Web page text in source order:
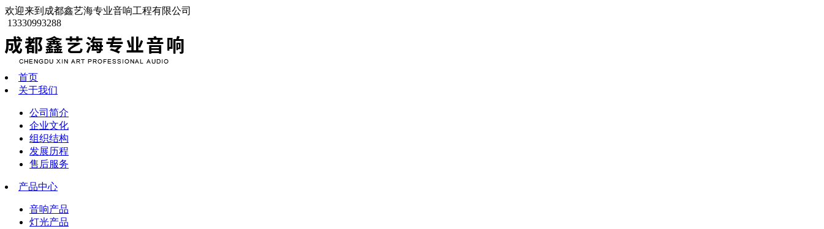
欢迎来到成都鑫艺海专业音响工程有限公司
13330993288
首页
关于我们
公司简介
企业文化
组织结构
发展历程
售后服务
产品中心
音响产品
灯光产品